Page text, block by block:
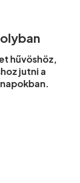
hűvöshöz,
jutni a